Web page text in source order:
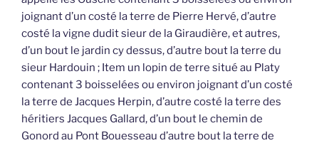
joignant d’un costé la terre de Pierre Hervé, d’autre
costé la vigne dudit sieur de la Giraudière, et autres,
d’un bout le jardin cy dessus, d’autre bout la terre du
sieur Hardouin ; Item un lopin de terre situé au Platy
contenant 3 boisselées ou environ joignant d’un costé
la terre de Jacques Herpin, d’autre costé la terre des
héritiers Jacques Gallard, d’un bout le chemin de
Gonord au Pont Bouesseau d’autre bout la terre de